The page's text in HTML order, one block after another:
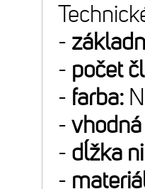
-
- počet
- farba:
-
- dĺžka
-